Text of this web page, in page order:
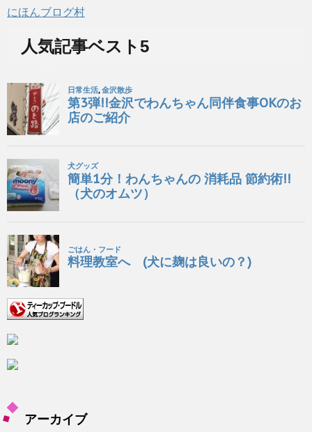
にほんブログ村
人気記事ベスト5
アーカイブ